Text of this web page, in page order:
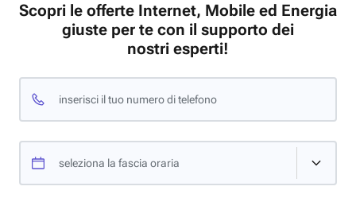
Scopri le offerte Internet, Mobile ed Energia
giuste per te con il supporto dei
nostri esperti!
inserisci il tuo numero di telefono
seleziona la fascia oraria